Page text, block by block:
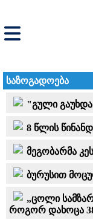
საზოგადოება
"გული
8 წლის
მეგობარმა
ბურუსით
„ცოლი
როგორ დახოცა 38